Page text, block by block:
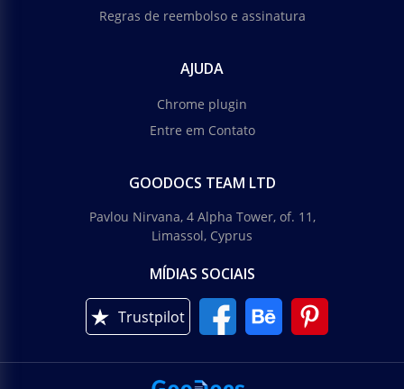
Regras de reembolso e assinatura
AJUDA
Chrome plugin
Entre em Contato
GOODOCS TEAM LTD
Pavlou Nirvana, 4 Alpha Tower, of. 11,
Limassol, Cyprus
MÍDIAS SOCIAIS
Trustpilot